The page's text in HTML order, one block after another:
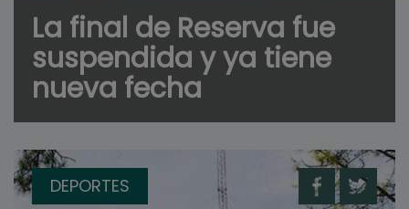
La final de Reserva fue
suspendida y ya tiene
nueva fecha
DEPORTES